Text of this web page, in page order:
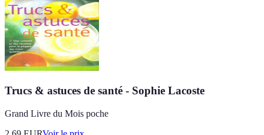
Trucs & astuces de santé - Sophie Lacoste
Grand Livre du Mois poche